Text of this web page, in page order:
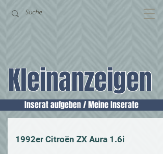
Kleinanzeigen
Inserat aufgeben / Meine Inserate
1992er Citroën ZX Aura 1.6i